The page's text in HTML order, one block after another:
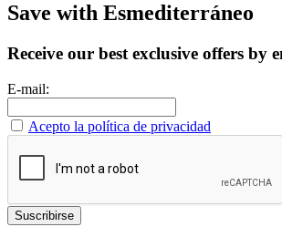
Save with Esmediterráneo
Receive our best exclusive offers by
E-mail:
Acepto la política de privacidad